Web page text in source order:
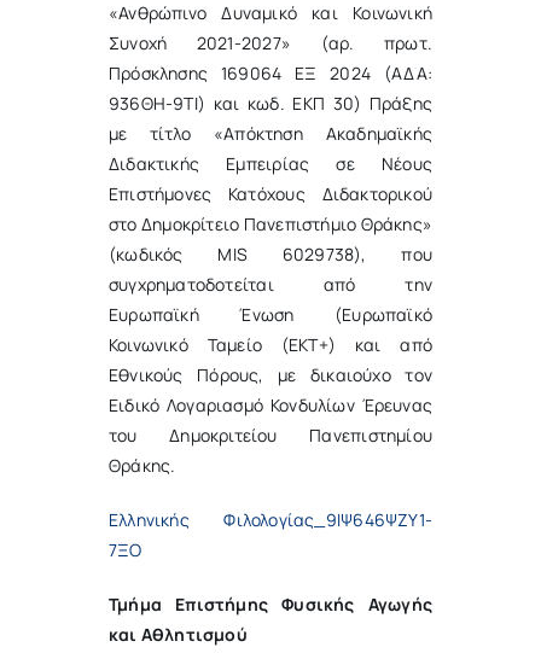
«Ανθρώπινο Δυναμικό και Κοινωνική
Συνοχή 2021-2027» (αρ. πρωτ.
Πρόσκλησης 169064 ΕΞ 2024 (ΑΔΑ:
936ΘΗ-9ΤΙ) και κωδ. ΕΚΠ 30) Πράξης
με τίτλο «Απόκτηση Ακαδημαϊκής
Διδακτικής Εμπειρίας σε Νέους
Επιστήμονες Κατόχους Διδακτορικού
στο Δημοκρίτειο Πανεπιστήμιο Θράκης»
(κωδικός MIS 6029738), που
συγχρηματοδοτείται από την
Ευρωπαϊκή Ένωση (Ευρωπαϊκό
Κοινωνικό Ταμείο (ΕΚΤ+) και από
Εθνικούς Πόρους, με δικαιούχο τον
Ειδικό Λογαριασμό Κονδυλίων Έρευνας
του Δημοκριτείου Πανεπιστημίου
Θράκης.
Ελληνικής Φιλολογίας_9ΙΨ646ΨΖΥ1-
7ΞΟ
Τμήμα Επιστήμης Φυσικής Αγωγής
και Αθλητισμού